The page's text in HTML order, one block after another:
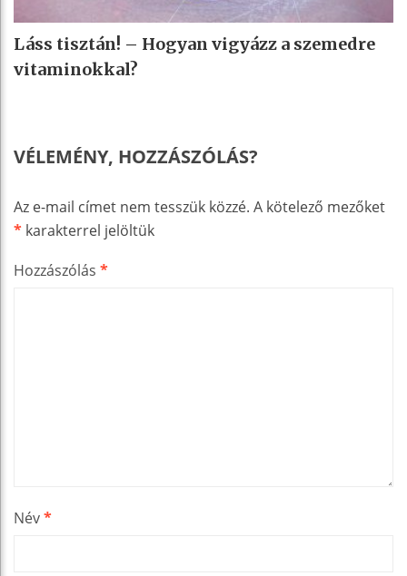
Láss tisztán! – Hogyan vigyázz a szemedre
vitaminokkal?
VÉLEMÉNY, HOZZÁSZÓLÁS?
Az e-mail címet nem tesszük közzé. A kötelező mezőket
* karakterrel jelöltük
Hozzászólás *
Név*